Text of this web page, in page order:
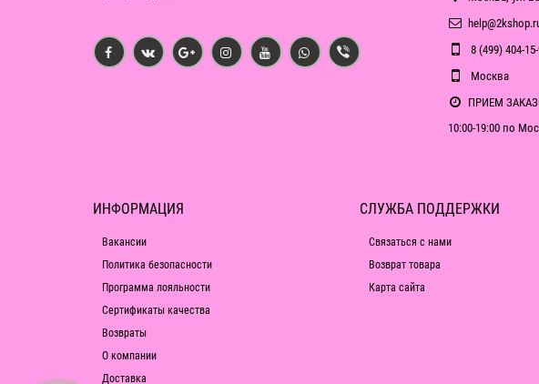
8 (499) 404-
Москва
ПРИЕМ
10:00-19:00 по
ИНФОРМАЦИЯ
Вакансии
Политика безопасности
Программа лояльности
Сертификаты качества
Возвраты
О компании
Доставка
СЛУЖБА ПОДДЕРЖКИ
Связаться с нами
Возврат товара
Карта сайта